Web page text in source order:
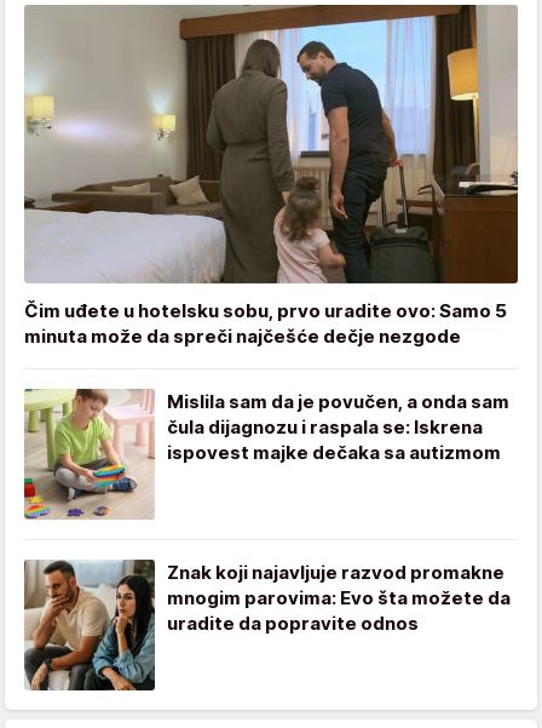
Čim uđete u hotelsku sobu, prvo uradite ovo: Samo 5
minuta može da spreči najčešće dečje nezgode
Mislila sam da je povučen, a onda sam
čula dijagnozu i raspala se: Iskrena
ispovest majke dečaka sa autizmom
Znak koji najavljuje razvod promakne
mnogim parovima: Evo šta možete da
uradite da popravite odnos